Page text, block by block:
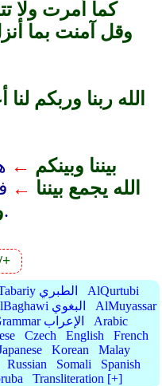
كما أمرت ولا
وقل آمنت بما
الله ربنا وربكم
بيننا وبينكم ←
الله يجمع بيننا ←
المرجع.
AtTabariy الطبري
AlQurtubi
AlBaghawi البغوي
AlMuyassar
Grammar الإعراب
Arabic
Czech English
French
Korean
Malay
Russian Somali
Spanish
Transliteration [+]